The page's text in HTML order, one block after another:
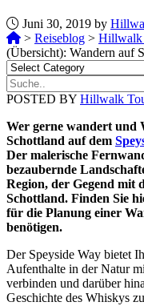
Juni 30, 2019 by
> Reiseblog > Hillwalk
(Übersicht): Wandern auf
POSTED BY Hillwalk
Wer gerne wandert und
Schottland auf dem
Der malerische
bezaubernde
Region, der Gegend mit
Schottland. Finden Sie
für die Planung einer
benötigen.
Der Speyside Way bietet
Aufenthalte in der Natur
verbinden und darüber
Geschichte des Whiskys